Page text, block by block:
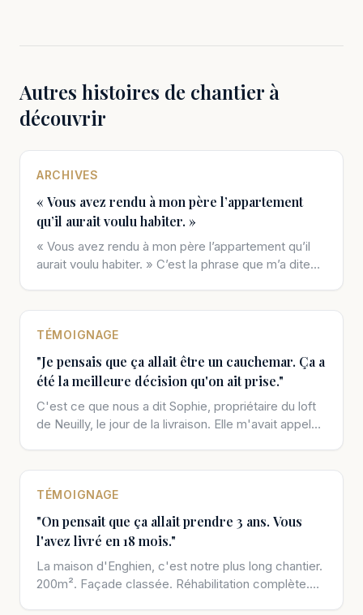
Autres histoires de chantier à
découvrir
ARCHIVES
« Vous avez rendu à mon père l’appartement
qu’il aurait voulu habiter. »
« Vous avez rendu à mon père l’appartement qu’il
aurait voulu habiter. » C’est la phrase que m’a dite
TÉMOIGNAGE
"Je pensais que ça allait être un cauchemar. Ça a
été la meilleure décision qu'on ait prise."
C'est ce que nous a dit Sophie, propriétaire du loft
de Neuilly, le jour de la livraison. Elle m'avait appelé
TÉMOIGNAGE
"On pensait que ça allait prendre 3 ans. Vous
l'avez livré en 18 mois."
La maison d'Enghien, c'est notre plus long chantier.
200m². Façade classée. Réhabilitation complète.